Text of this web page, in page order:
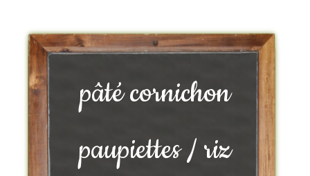
pâté cornichon
paupiettes / riz